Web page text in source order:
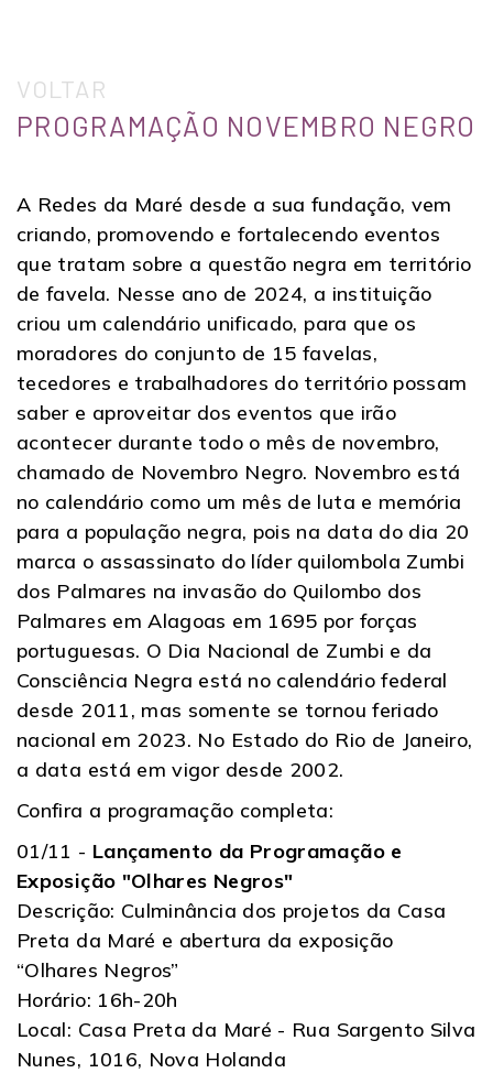
VOLTAR
PROGRAMAÇÃO NOVEMBRO NEGRO
A Redes da Maré desde a sua fundação, vem
criando, promovendo e fortalecendo eventos
que tratam sobre a questão negra em território
de favela. Nesse ano de 2024, a instituição
criou um calendário unificado, para que os
moradores do conjunto de 15 favelas,
tecedores e trabalhadores do território possam
saber e aproveitar dos eventos que irão
acontecer durante todo o mês de novembro,
chamado de Novembro Negro. Novembro está
no calendário como um mês de luta e memória
para a população negra, pois na data do dia 20
marca o assassinato do líder quilombola Zumbi
dos Palmares na invasão do Quilombo dos
Palmares em Alagoas em 1695 por forças
portuguesas. O Dia Nacional de Zumbi e da
Consciência Negra está no calendário federal
desde 2011, mas somente se tornou feriado
nacional em 2023. No Estado do Rio de Janeiro,
a data está em vigor desde 2002.
Confira a programação completa:
01/11 - Lançamento da Programação e
Exposição "Olhares Negros"
Descrição: Culminância dos projetos da Casa
Preta da Maré e abertura da exposição
“Olhares Negros”
Horário: 16h-20h
Local: Casa Preta da Maré - Rua Sargento Silva
Nunes, 1016, Nova Holanda